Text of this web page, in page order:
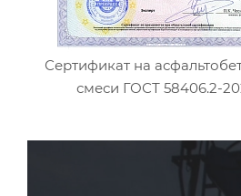
Сертификат на
смеси ГОСТ 58406.2-